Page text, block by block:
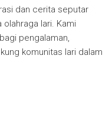
dan cerita seputar
olahraga lari. Kami
pengalaman,
komunitas lari dalam